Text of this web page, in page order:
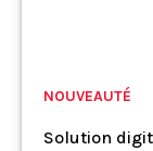
NOUVEAUTÉ
Solution